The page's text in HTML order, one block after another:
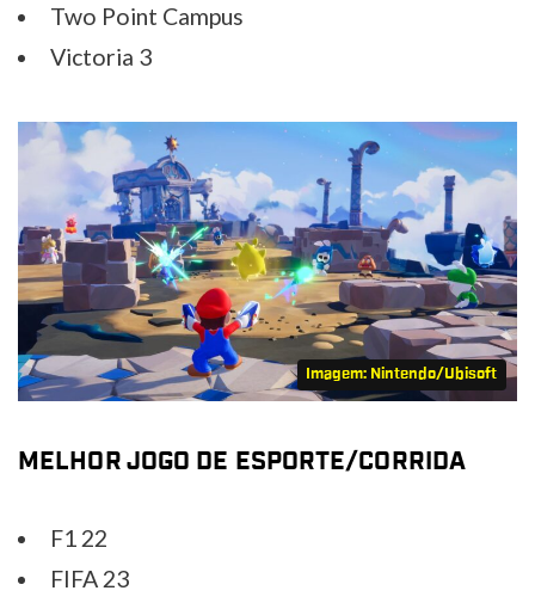
Two Point Campus
Victoria 3
Imagem: Nintendo/Ubisoft
MELHOR JOGO DE ESPORTE/CORRIDA
F1 22
FIFA 23